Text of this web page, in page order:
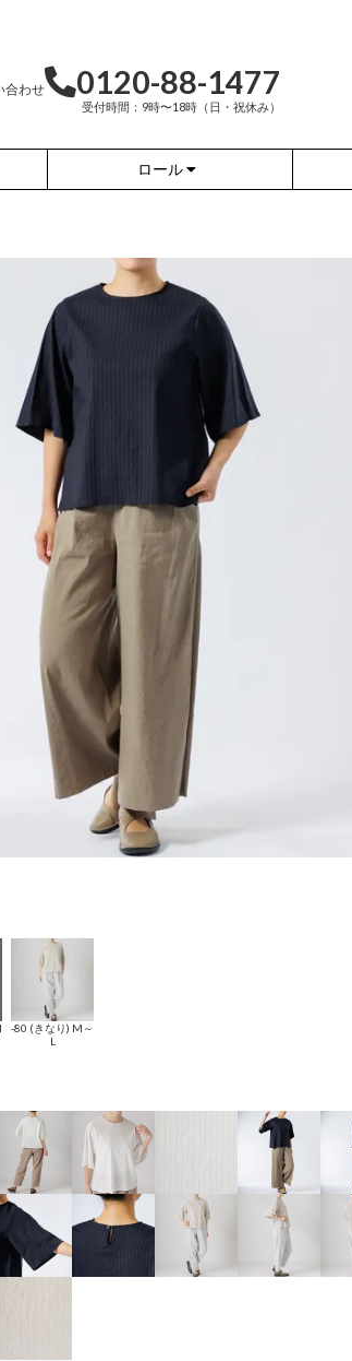
合わせ 0120-88-1477
受付時間：9時〜18時（日・祝休み）
かぐらやバッグ
トバッグ
かぐらやバッグ一覧
かぐらやウェア
ワンピース
インナー
かぐらやウェア一覧
ロール
かぐらやロール
んわりあたたか
（綿56%、アクリル24%、
イロン16%、
ふんわりあたたか
ナイロン16%、
かぐらやロール一覧
雑貨
ックレス
雑貨一覧
-80 (きなり) M～
L